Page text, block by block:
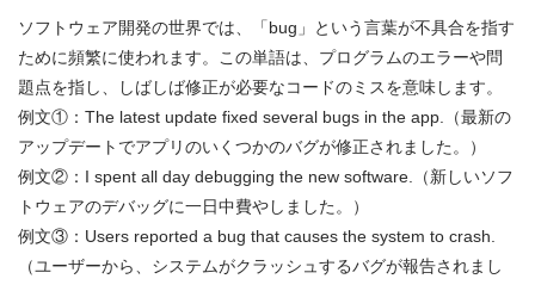
ソフトウェア開発の世界では、「bug」という言葉が不具合を指す
ために頻繁に使われます。この単語は、プログラムのエラーや問
題点を指し、しばしば修正が必要なコードのミスを意味します。
例文①：The latest update fixed several bugs in the app.（最新の
アップデートでアプリのいくつかのバグが修正されました。）
例文②：I spent all day debugging the new software.（新しいソフ
トウェアのデバッグに一日中費やしました。）
例文③：Users reported a bug that causes the system to crash.
（ユーザーから、システムがクラッシュするバグが報告されまし